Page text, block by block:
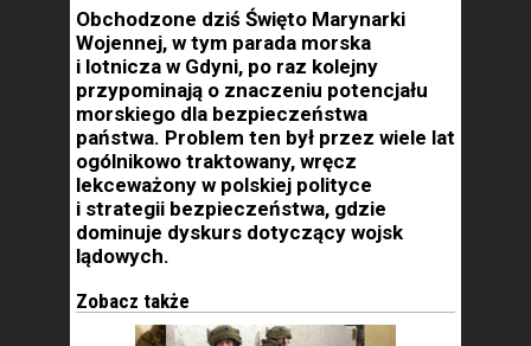
Obchodzone dziś Święto Marynarki
Wojennej, w tym parada morska
i lotnicza w Gdyni, po raz kolejny
przypominają o znaczeniu potencjału
morskiego dla bezpieczeństwa
państwa. Problem ten był przez wiele lat
ogólnikowo traktowany, wręcz
lekceważony w polskiej polityce
i strategii bezpieczeństwa, gdzie
dominuje dyskurs dotyczący wojsk
lądowych.
Zobacz także